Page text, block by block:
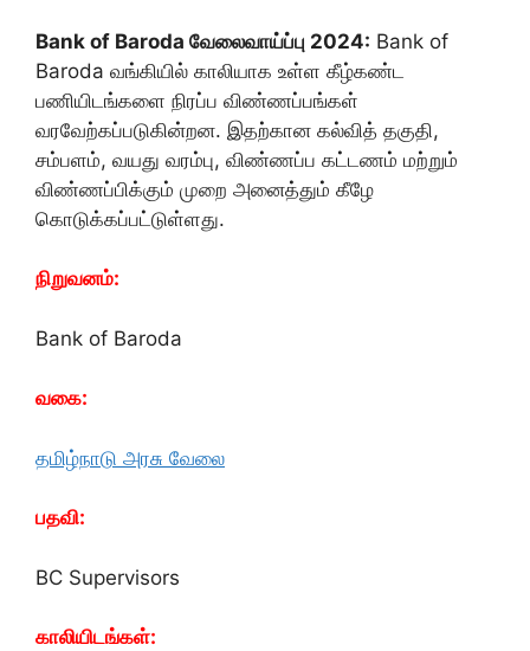
Bank of Baroda வேலைவாய்ப்பு 2024: Bank of
Baroda வங்கியில் காலியாக உள்ள கீழ்கண்ட
பணியிடங்களை நிரப்ப விண்ணப்பங்கள்
வரவேற்கப்படுகின்றன. இதற்கான கல்வித் தகுதி,
சம்பளம், வயது வரம்பு, விண்ணப்ப கட்டணம் மற்றும்
விண்ணப்பிக்கும் முறை அனைத்தும் கீழே
கொடுக்கப்பட்டுள்ளது.
நிறுவனம்:
Bank of Baroda
வகை:
தமிழ்நாடு அரசு வேலை
பதவி:
BC Supervisors
காலியிடங்கள்: